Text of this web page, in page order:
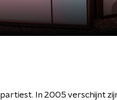
In 2005 verschijnt